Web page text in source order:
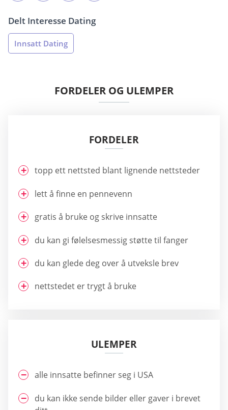
Delt Interesse Dating
Innsatt Dating
FORDELER OG ULEMPER
FORDELER
topp ett nettsted blant lignende nettsteder
lett å finne en pennevenn
gratis å bruke og skrive innsatte
du kan gi følelsesmessig støtte til fanger
du kan glede deg over å utveksle brev
nettstedet er trygt å bruke
ULEMPER
alle innsatte befinner seg i USA
du kan ikke sende bilder eller gaver i brevet